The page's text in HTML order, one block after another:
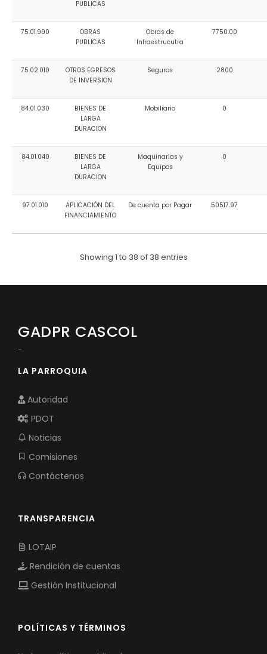
PUBLICAS
75.01.990
OBRAS
PUBLICAS
Obras de
Infraestrucutra
7750.00
75.02.010
OTROS EGRESOS
DE INVERSION
Seguros 2800
84.01.030
BIENES DE
LARGA
DURACION
Mobiliario 0
84.01.040
BIENES DE
LARGA
DURACION
Maquinarias y
Equipos
0
97.01.010
APLICACIÓN DEL
FINANCIAMIENTO
De cuenta por Pagar 50517.97
Showing 1 to 38 of 38 entries
GADPR CASCOL
-
LA PARROQUIA
Autoridad
PDOT
Noticias
Comisiones
Contáctenos
TRANSPARENCIA
LOTAIP
Rendición de cuentas
Gestión Institucional
POLÍTICAS Y TÉRMINOS